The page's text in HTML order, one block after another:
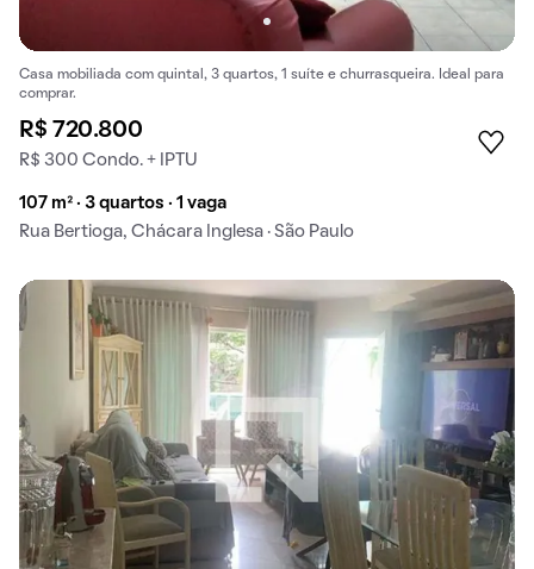
Casa mobiliada com quintal, 3 quartos, 1 suíte e churrasqueira. Ideal para
comprar.
R$ 720.800
R$ 300 Condo. + IPTU
107 m² · 3 quartos · 1 vaga
Rua Bertioga, Chácara Inglesa · São Paulo